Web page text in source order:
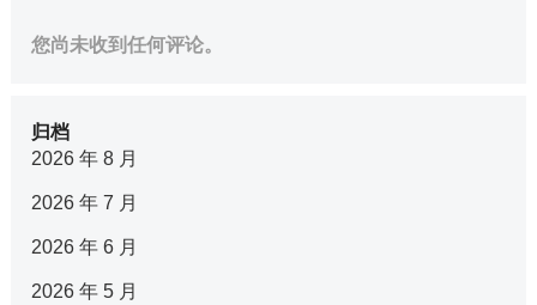
您尚未收到任何评论。
归档
2026 年 8 月
2026 年 7 月
2026 年 6 月
2026 年 5 月